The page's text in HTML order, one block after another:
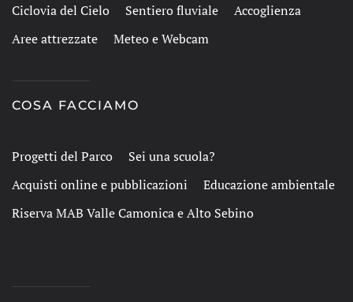
Ciclovia del Cielo
Sentiero fluviale
Accoglienza
Aree attrezzate
Meteo e Webcam
COSA FACCIAMO
Progetti del Parco
Sei una scuola?
Acquisti online e pubblicazioni
Educazione ambientale
Riserva MAB Valle Camonica e Alto Sebino